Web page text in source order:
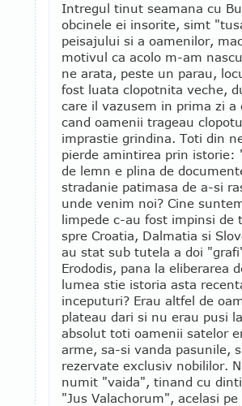
Intregul tinut seamana cu
obcinele ei insorite, simt
peisajului si a oamenilor,
motivul ca acolo m-am
ne arata, peste un parau,
fost luata clopotnita veche,
care il vazusem in prima zi
cand oamenii trageau
imprastie grindina. Toti din
pierde amintirea prin istorie:
de lemn e plina de
stradanie patimasa de a-si
unde venim noi? Cine
limpede c-au fost impinsi de
spre Croatia, Dalmatia si
au stat sub tutela a doi
Erododis, pana la eliberarea
lumea stie istoria asta
inceputuri? Erau altfel de
plateau dari si nu erau pusi
absolut toti oamenii satelor
arme, sa-si vanda pasunile,
rezervate exclusiv nobililor.
numit "vaida", tinand cu
"Jus Valachorum", acelasi